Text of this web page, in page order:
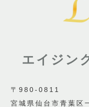
エイジン
〒980-0811
宮城県仙台市青葉